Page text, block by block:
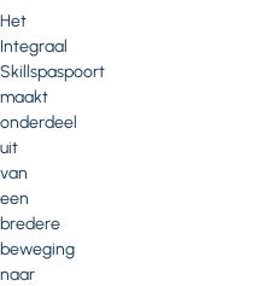
Het
Integraal
Skillspaspoort
maakt
onderdeel
uit
van
een
bredere
beweging
naar